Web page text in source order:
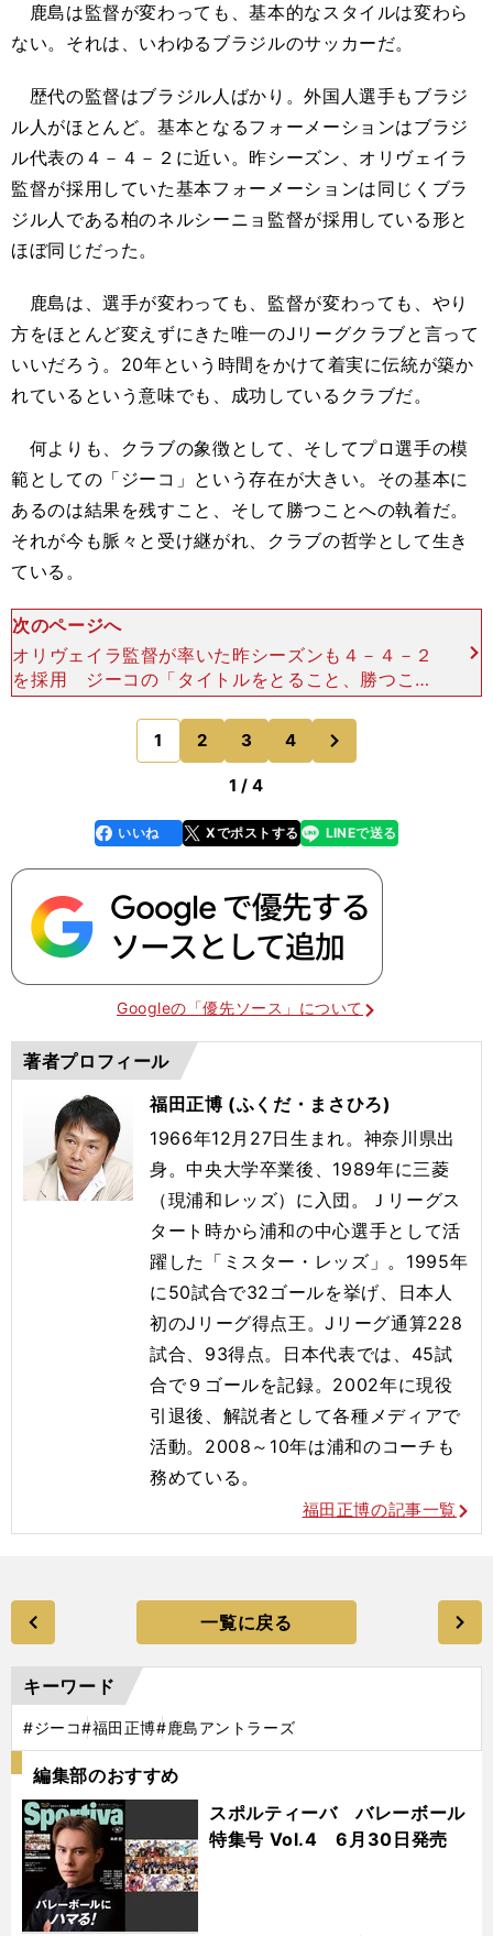
鹿島は監督が変わっても、基本的なスタイルは変わら
ない。それは、いわゆるブラジルのサッカーだ。
歴代の監督はブラジル人ばかり。外国人選手もブラジ
ル人がほとんど。基本となるフォーメーションはブラジ
ル代表の４－４－２に近い。昨シーズン、オリヴェイラ
監督が採用していた基本フォーメーションは同じくブラ
ジル人である柏のネルシーニョ監督が採用している形と
ほぼ同じだった。
鹿島は、選手が変わっても、監督が変わっても、やり
方をほとんど変えずにきた唯一のJリーグクラブと言って
いいだろう。20年という時間をかけて着実に伝統が築か
れているという意味でも、成功しているクラブだ。
何よりも、クラブの象徴として、そしてプロ選手の模
範としての「ジーコ」という存在が大きい。その基本に
あるのは結果を残すこと、そして勝つことへの執着だ。
それが今も脈々と受け継がれ、クラブの哲学として生き
ている。
次のページへ
オリヴェイラ監督が率いた昨シーズンも４－４－２
を採用 ジーコの「タイトルをとること、勝つこと
への執着心」がよく表われていたのが、ヴェルディ
川崎（現東京）と鹿島が対戦した1993年のチャン
ピオンシップ
1 2 3 4
のページへ
1 / 4
faceboo
k
いいね Xでポストする
line LINEで送る
Googleの「優先ソース」について
著者プロフィール
福田正博 (ふくだ・まさひろ)
1966年12月27日生まれ。神奈川県出
身。中央大学卒業後、1989年に三菱
（現浦和レッズ）に入団。Ｊリーグス
タート時から浦和の中心選手として活
躍した「ミスター・レッズ」。1995年
に50試合で32ゴールを挙げ、日本人
初のJリーグ得点王。Jリーグ通算228
試合、93得点。日本代表では、45試
合で９ゴールを記録。2002年に現役
引退後、解説者として各種メディアで
活動。2008～10年は浦和のコーチも
務めている。
福田正博の記事一覧
一覧に戻る
キーワード
#ジーコ#福田正博#鹿島アントラーズ
編集部のおすすめ
スポルティーバ バレーボール
特集号 Vol.4 6月30日発売